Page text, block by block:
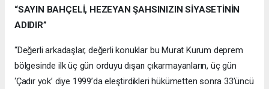
“SAYIN BAHÇELİ, HEZEYAN ŞAHSINIZIN SİYASETİNİN
ADIDIR”
“Değerli arkadaşlar, değerli konuklar bu Murat Kurum deprem
bölgesinde ilk üç gün orduyu dışarı çıkarmayanların, üç gün
‘Çadır yok’ diye 1999’da eleştirdikleri hükümetten sonra 33’üncü